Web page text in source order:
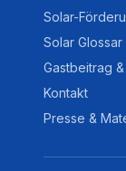
Solar-
Solar Glossar
Gastbeitrag
Kontakt
Presse &